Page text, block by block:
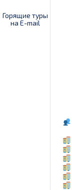
Горящие туры
на E-mail